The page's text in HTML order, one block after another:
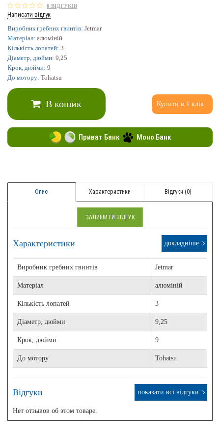
0 ВІДГУКІВ
Написати відгук
Виробник гребних гвинтів: Jetmar
Матеріал: алюміній
Кількість лопатей: 3
Діаметр, дюйми: 9,25
Крок, дюйми: 9
До мотору: Tohatsu
В кошик Купити в 1 клік
Приват Банк Моно Банк
ЗАЛИШИТИ ВІДГУК
Опис Характеристики Відгуки (0)
Характеристики докладніше
Виробник гребних гвинтів Jetmar
Матеріал алюміній
Кількість лопатей 3
Діаметр, дюйми 9,25
Крок, дюйми 9
До мотору Tohatsu
Відгуки показати всі відгуки
Нет отзывов об этом товаре.